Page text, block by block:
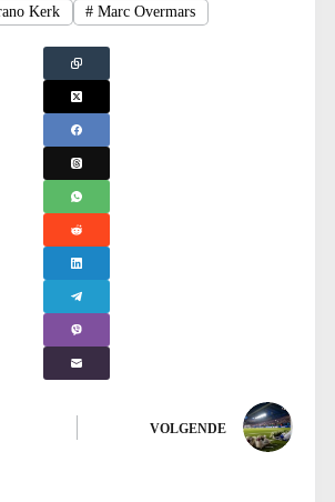
Kerk # Marc Overmars
VOLGENDE